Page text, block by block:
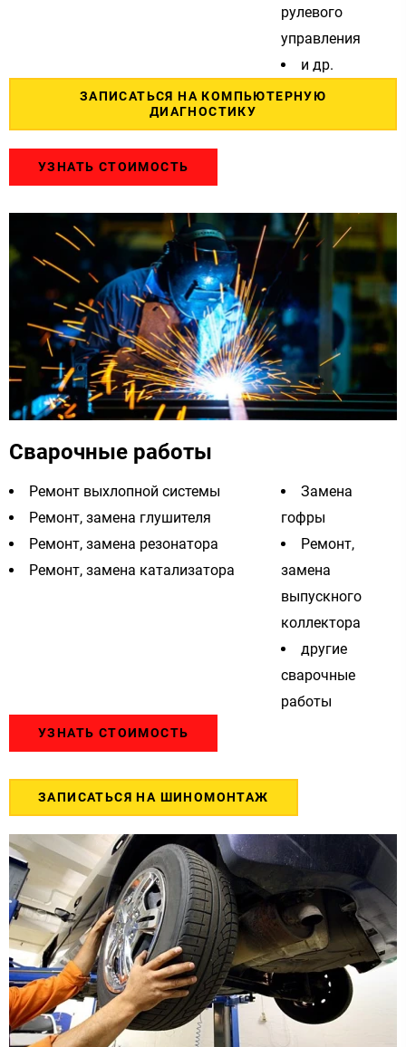
рулевого
управления
и др.
ЗАПИСАТЬСЯ НА КОМПЬЮТЕРНУЮ
ДИАГНОСТИКУ
УЗНАТЬ СТОИМОСТЬ
Сварочные работы
Ремонт выхлопной системы
Ремонт, замена глушителя
Ремонт, замена резонатора
Ремонт, замена катализатора
Замена
гофры
Ремонт,
замена
выпускного
коллектора
другие
сварочные
работы
УЗНАТЬ СТОИМОСТЬ
ЗАПИСАТЬСЯ НА ШИНОМОНТАЖ